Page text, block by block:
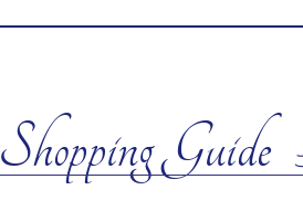
Shopping Guide